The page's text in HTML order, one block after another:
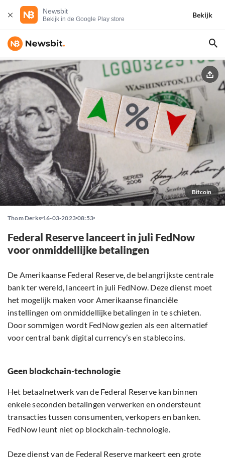
Newsbit
Bekijk in de Google Play store
Bekijk
Bitcoin
Thom Derks 16-03-2023 08:53
Federal Reserve lanceert in juli FedNow
voor onmiddellijke betalingen
De Amerikaanse Federal Reserve, de belangrijkste centrale
bank ter wereld, lanceert in juli FedNow. Deze dienst moet
het mogelijk maken voor Amerikaanse financiële
instellingen om onmiddellijke betalingen in te schieten.
Door sommigen wordt FedNow gezien als een alternatief
voor central bank digital currency’s en stablecoins.
Geen blockchain-technologie
Het betaalnetwerk van de Federal Reserve kan binnen
enkele seconden betalingen verwerken en ondersteunt
transacties tussen consumenten, verkopers en banken.
FedNow leunt niet op blockchain-technologie.
Deze dienst van de Federal Reserve markeert een grote